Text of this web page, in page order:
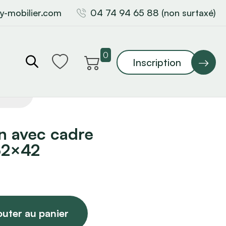
mobilier.com 04 74 94 65 88 (non surtaxé)
0
Inscription
avec cadre
au panier